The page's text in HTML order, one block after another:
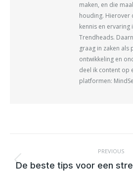
maken, en die
houding. Hierover
kennis en ervaring
Trendheads.
graag in zaken als
ontwikkeling en
deel ik content op
platformen:
NAVIGATION
PREVIOUS
De beste tips voor een